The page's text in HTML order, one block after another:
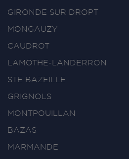
GIRONDE SUR DROPT
MONGAUZY
CAUDROT
LAMOTHE-LANDERRON
STE BAZEILLE
GRIGNOLS
MONTPOUILLAN
BAZAS
MARMANDE